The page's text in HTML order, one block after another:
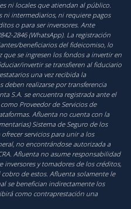
ni locales que atiendan al público.
ni intermediarios, ni requiere pagos
o para ser inversores. Ante
2846 (WhatsApp). La registración
beneficiarios del fideicomiso, lo
se ingresen los fondos a invertir en
invertir se transfieren al fiduciario
una vez recibida la
deben realizarse por transferencia
S.A. se encuentra registrada ante el
Proveedor de Servicios de
Afluenta no cuenta con la
Sistema de Seguro de los
servicios para unir a los
no encontrándose autorizada a
Afluenta no asume responsabilidad
y tomadores de los créditos,
de estos. Afluenta solamente le
se benefician indirectamente los
como contraprestación una